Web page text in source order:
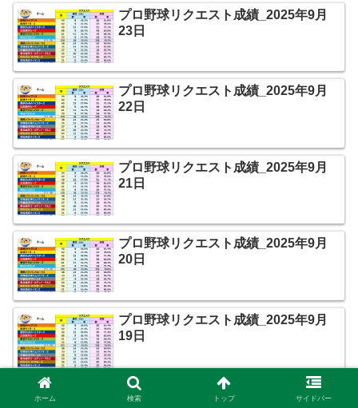
プロ野球リクエスト成績_2025年9月
23日
プロ野球リクエスト成績_2025年9月
22日
プロ野球リクエスト成績_2025年9月
21日
プロ野球リクエスト成績_2025年9月
20日
プロ野球リクエスト成績_2025年9月
19日
プロ野球リクエスト成績_2025年9月
ホーム 検索 トップ サイドバー